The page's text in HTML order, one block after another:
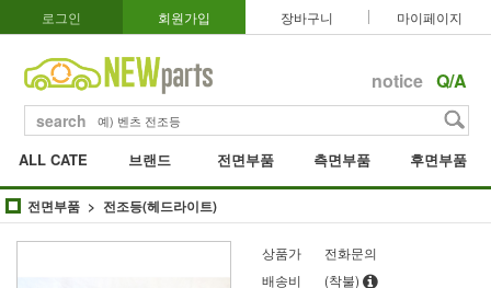
로그인 회원가입 장바구니 마이페이지
notice Q/A
search
ALL CATE 브랜드 전면부품 측면부품 후면부품
전면부품 전조등(헤드라이트)
상품가
전화문의
배송비
(착불)